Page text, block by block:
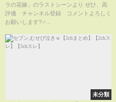
ラの花嫁」のラストシーンより ぜひ、高
評価 チャンネル登録 コメントよろしく
お願いします?‍♂️...
未分類